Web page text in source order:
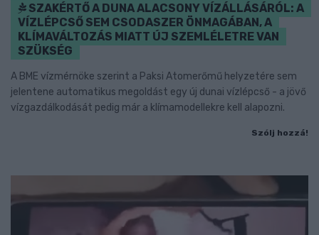
SZAKÉRTŐ A DUNA ALACSONY VÍZÁLLÁSÁRÓL: A
VÍZLÉPCSŐ SEM CSODASZER ÖNMAGÁBAN, A
KLÍMAVÁLTOZÁS MIATT ÚJ SZEMLÉLETRE VAN
SZÜKSÉG
A BME vízmérnöke szerint a Paksi Atomerőmű helyzetére sem
jelentene automatikus megoldást egy új dunai vízlépcső - a jövő
vízgazdálkodását pedig már a klímamodellekre kell alapozni.
Szólj hozzá!